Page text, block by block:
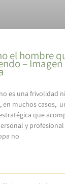
el hombre
– Imagen
es una frivolidad
en muchos casos,
que
y
no